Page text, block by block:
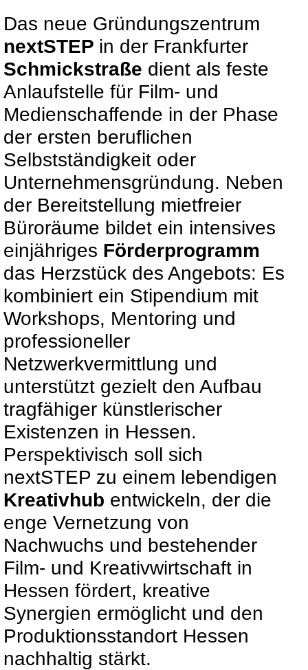
Das neue Gründungszentrum
nextSTEP in der Frankfurter
Schmickstraße dient als feste
Anlaufstelle für Film- und
Medienschaffende in der Phase
der ersten beruflichen
Selbstständigkeit oder
Unternehmensgründung. Neben
der Bereitstellung mietfreier
Büroräume bildet ein intensives
einjähriges Förderprogramm
das Herzstück des Angebots: Es
kombiniert ein Stipendium mit
Workshops, Mentoring und
professioneller
Netzwerkvermittlung und
unterstützt gezielt den Aufbau
tragfähiger künstlerischer
Existenzen in Hessen.
Perspektivisch soll sich
nextSTEP zu einem lebendigen
Kreativhub entwickeln, der die
enge Vernetzung von
Nachwuchs und bestehender
Film- und Kreativwirtschaft in
Hessen fördert, kreative
Synergien ermöglicht und den
Produktionsstandort Hessen
nachhaltig stärkt.